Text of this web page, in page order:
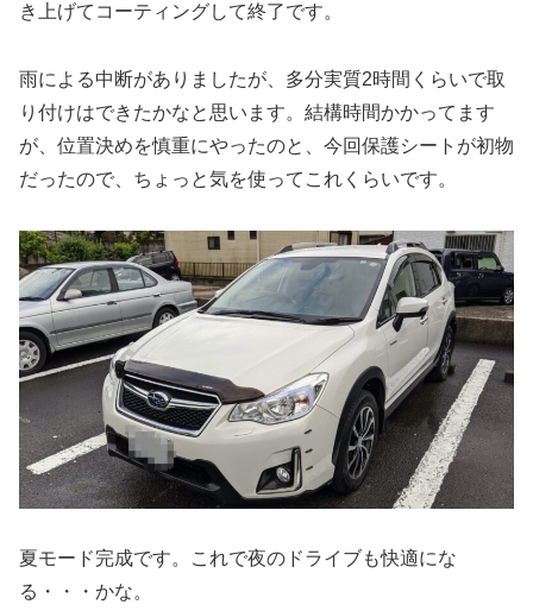
き上げてコーティングして終了です。
雨による中断がありましたが、多分実質2時間くらいで取
り付けはできたかなと思います。結構時間かかってます
が、位置決めを慎重にやったのと、今回保護シートが初物
だったので、ちょっと気を使ってこれくらいです。
夏モード完成です。これで夜のドライブも快適にな
る・・・かな。